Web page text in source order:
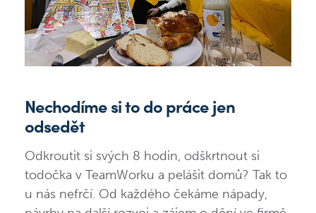
Nechodíme si to do práce jen
odsedět
Odkroutit si svých 8 hodin, odškrtnout si
todočka v TeamWorku a pelášit domů? Tak to
u nás nefrčí. Od každého čekáme nápady,